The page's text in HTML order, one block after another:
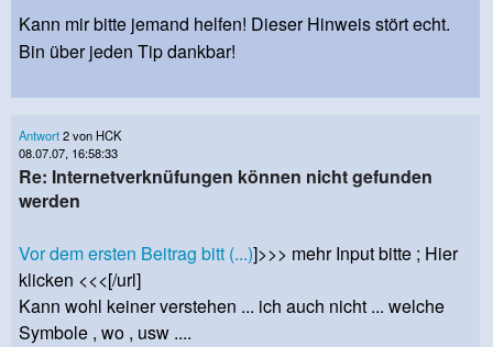
Kann mir bitte jemand helfen! Dieser Hinweis stört echt.
Bin über jeden Tip dankbar!
Antwort2 von HCK
08.07.07, 16:58:33
Re: Internetverknüfungen können nicht gefunden
werden
Vor dem ersten Beitrag bitt (...)]>>> mehr Input bitte ; Hier
klicken <<<[/url]
Kann wohl keiner verstehen ... ich auch nicht ... welche
Symbole , wo , usw ....